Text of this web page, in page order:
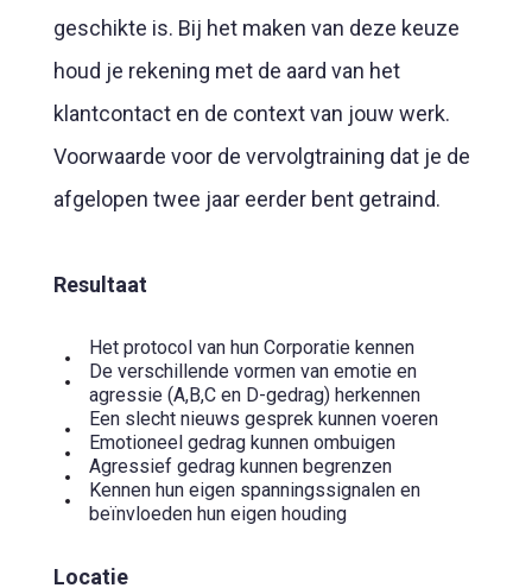
geschikte is. Bij het maken van deze keuze
houd je rekening met de aard van het
klantcontact en de context van jouw werk.
Voorwaarde voor de vervolgtraining dat je de
afgelopen twee jaar eerder bent getraind.
Resultaat
Het protocol van hun Corporatie kennen
De verschillende vormen van emotie en
agressie (A,B,C en D-gedrag) herkennen
Een slecht nieuws gesprek kunnen voeren
Emotioneel gedrag kunnen ombuigen
Agressief gedrag kunnen begrenzen
Kennen hun eigen spanningssignalen en
beïnvloeden hun eigen houding
Locatie